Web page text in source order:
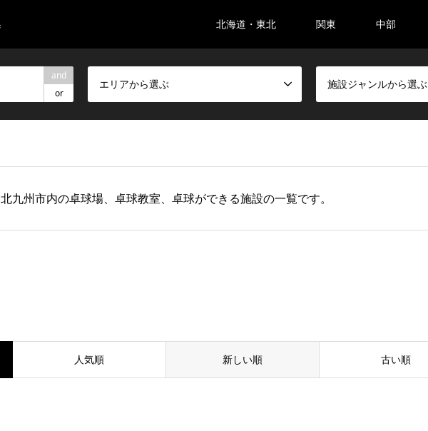
北海道・東北 関東 中部
and
or
エリアから選ぶ 施設ジャンルから選ぶ
北九州市内の卓球場、卓球教室、卓球ができる施設の一覧です。
人気順 新しい順 古い順